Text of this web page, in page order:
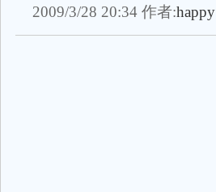
2009/3/28 20:34 作者:happy